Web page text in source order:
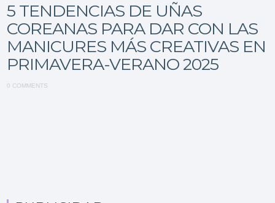
5 TENDENCIAS DE UÑAS
COREANAS PARA DAR CON LAS
MANICURES MÁS CREATIVAS EN
PRIMAVERA-VERANO 2025
0 COMMENTS